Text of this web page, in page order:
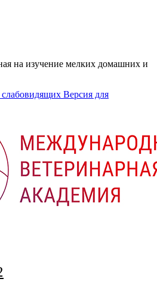
на изучение мелких домашних и
Версия для